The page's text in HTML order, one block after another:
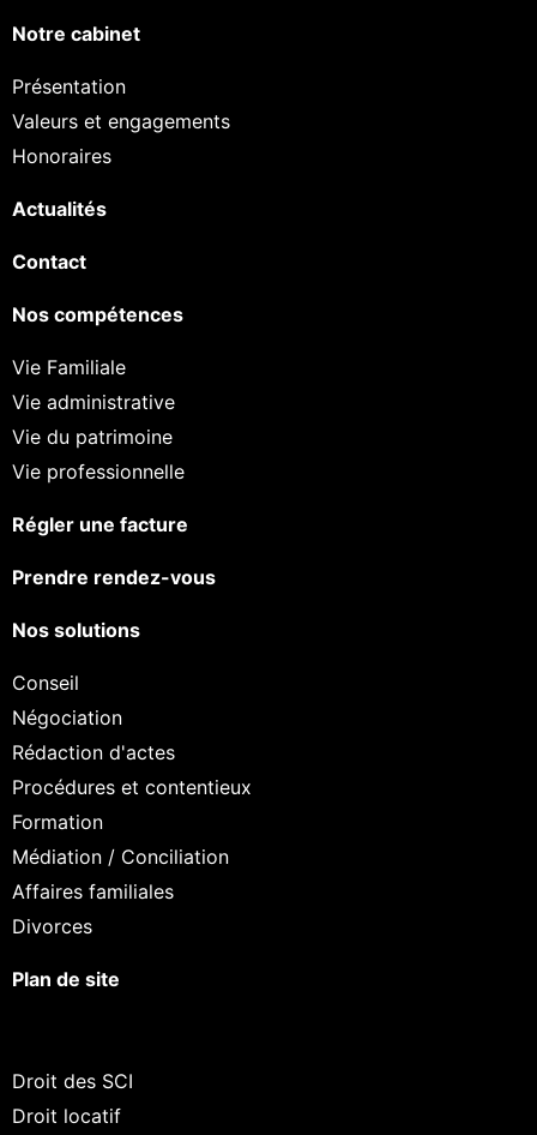
Notre cabinet
Présentation
Valeurs et engagements
Honoraires
Actualités
Contact
Nos compétences
Vie Familiale
Vie administrative
Vie du patrimoine
Vie professionnelle
Régler une facture
Prendre rendez-vous
Nos solutions
Conseil
Négociation
Rédaction d'actes
Procédures et contentieux
Formation
Médiation / Conciliation
Affaires familiales
Divorces
Plan de site
Droit des SCI
Droit locatif
les Cookies !
On a attendu d'être sûrs que le contenu de